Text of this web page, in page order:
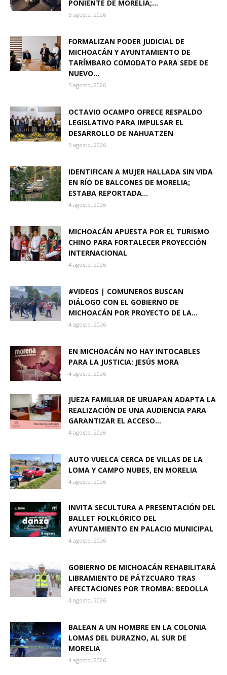
PONIENTE DE MORELIA;...
5 agosto, 2026
FORMALIZAN PODER JUDICIAL DE
MICHOACÁN Y AYUNTAMIENTO DE
TARÍMBARO COMODATO PARA SEDE DE
NUEVO...
5 agosto, 2026
OCTAVIO OCAMPO OFRECE RESPALDO
LEGISLATIVO PARA IMPULSAR EL
DESARROLLO DE NAHUATZEN
5 agosto, 2026
IDENTIFICAN A MUJER HALLADA SIN VIDA
EN RÍO DE BALCONES DE MORELIA;
ESTABA REPORTADA...
4 agosto, 2026
MICHOACÁN APUESTA POR EL TURISMO
CHINO PARA FORTALECER PROYECCIÓN
INTERNACIONAL
4 agosto, 2026
#VIDEOS | COMUNEROS BUSCAN
DIÁLOGO CON EL GOBIERNO DE
MICHOACÁN POR PROYECTO DE LA...
4 agosto, 2026
EN MICHOACÁN NO HAY INTOCABLES
PARA LA JUSTICIA: JESÚS MORA
4 agosto, 2026
JUEZA FAMILIAR DE URUAPAN ADAPTA LA
REALIZACIÓN DE UNA AUDIENCIA PARA
GARANTIZAR EL ACCESO...
4 agosto, 2026
AUTO VUELCA CERCA DE VILLAS DE LA
LOMA Y CAMPO NUBES, EN MORELIA
4 agosto, 2026
INVITA SECULTURA A PRESENTACIÓN DEL
BALLET FOLKLÓRICO DEL
AYUNTAMIENTO EN PALACIO MUNICIPAL
4 agosto, 2026
GOBIERNO DE MICHOACÁN REHABILITARÁ
LIBRAMIENTO DE PÁTZCUARO TRAS
AFECTACIONES POR TROMBA: BEDOLLA
4 agosto, 2026
BALEAN A UN HOMBRE EN LA COLONIA
LOMAS DEL DURAZNO, AL SUR DE
MORELIA
4 agosto, 2026